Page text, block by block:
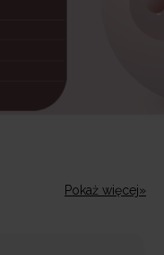
Pokaż więcej»